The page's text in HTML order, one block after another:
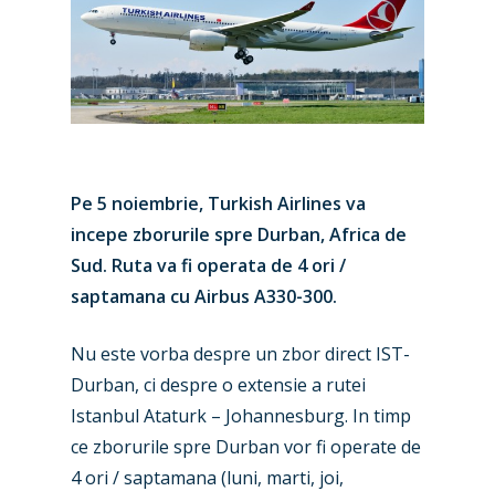
Pe 5 noiembrie, Turkish Airlines va
incepe zborurile spre Durban, Africa de
Sud. Ruta va fi operata de 4 ori /
saptamana cu Airbus A330-300.
Nu este vorba despre un zbor direct IST-
Durban, ci despre o extensie a rutei
Istanbul Ataturk – Johannesburg. In timp
ce zborurile spre Durban vor fi operate de
4 ori / saptamana (luni, marti, joi,New Routes